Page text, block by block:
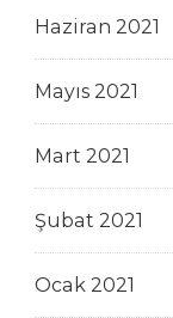
Haziran 2021
Mayıs 2021
Mart 2021
Şubat 2021
Ocak 2021